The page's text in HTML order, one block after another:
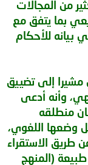
من المجالات
بما يتفق مع
بيانه للأحكام
إلى تضييق
وأنه أدعى
منطلقه
وضعها اللغوي،
طريق الاستقراء
طبيعة (المنهج